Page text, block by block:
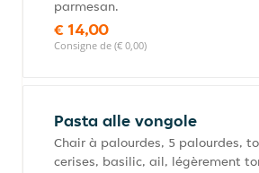
parmesan.
€ 14,00
Consigne de (€ 0,00)
Pasta alle vongole
Chair à palourdes, 5 palourdes,
cerises, basilic, ail, légèrement